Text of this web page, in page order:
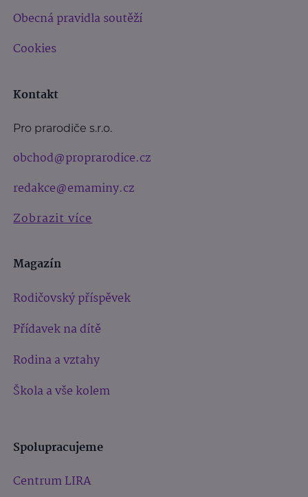
Obecná pravidla soutěží
Cookies
Kontakt
Pro prarodiče s.r.o.
obchod@proprarodice.cz
redakce@emaminy.cz
Zobrazit více
Magazín
Rodičovský příspěvek
Přídavek na dítě
Rodina a vztahy
Škola a vše kolem
Spolupracujeme
Centrum LIRA